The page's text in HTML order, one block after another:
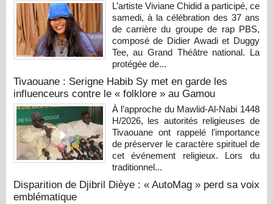
L’artiste Viviane Chidid a participé, ce
samedi, à la célébration des 37 ans
de carrière du groupe de rap PBS,
composé de Didier Awadi et Duggy
Tee, au Grand Théâtre national. La
protégée de...
Tivaouane : Serigne Habib Sy met en garde les
influenceurs contre le « folklore » au Gamou
À l’approche du Mawlid-Al-Nabi 1448
H/2026, les autorités religieuses de
Tivaouane ont rappelé l’importance
de préserver le caractère spirituel de
cet événement religieux. Lors du
traditionnel...
Disparition de Djibril Dièye : « AutoMag » perd sa voix
emblématique